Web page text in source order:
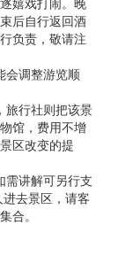
嬉戏打闹。晚
后自行返回酒
负责，敬请注
会调整游览顺
旅行社则把该景
馆，费用不增
区改变的提
需讲解可另行支
去景区，请客
合。